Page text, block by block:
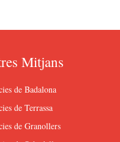
Mitjans
de Badalona
de Terrassa
de Granollers